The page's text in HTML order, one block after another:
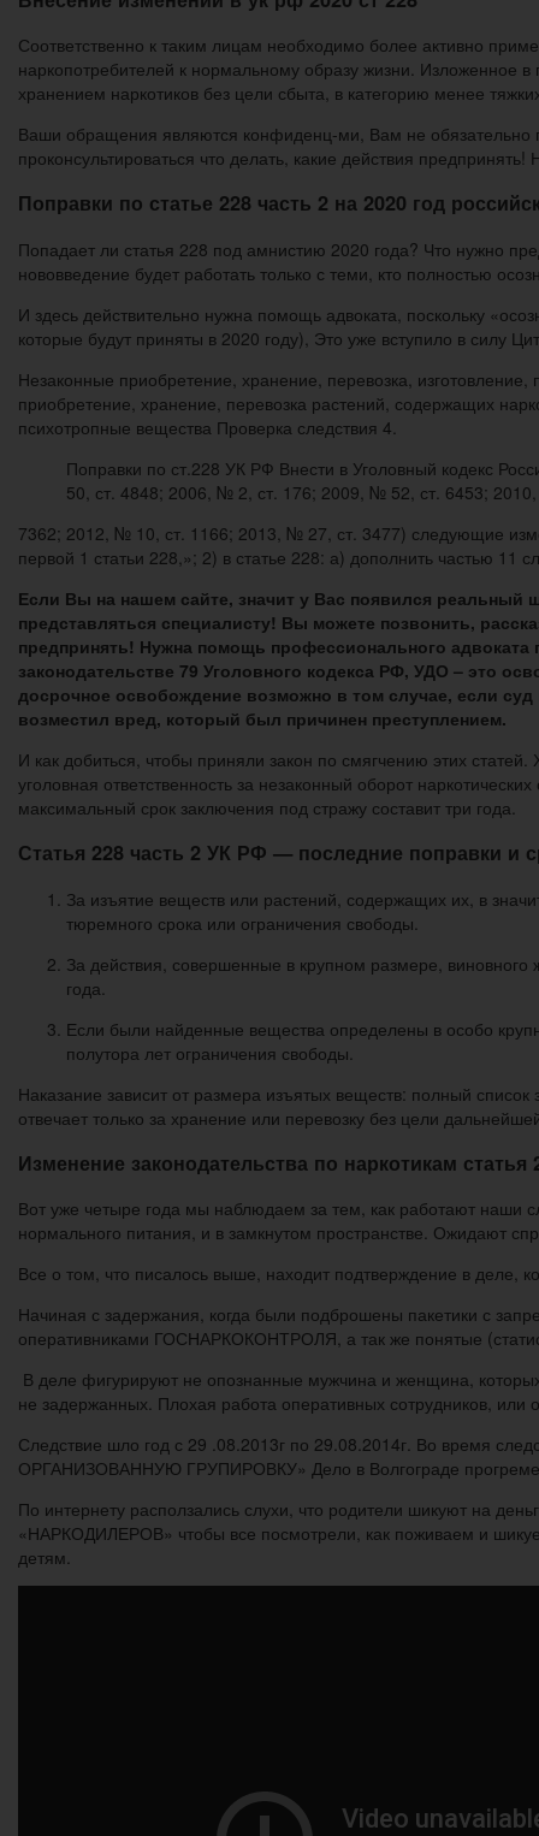
Соответственно к таким лицам необходимо более активно
наркопотребителей к нормальному образу жизни. Изложенное
хранением наркотиков без цели сбыта, в категорию менее
Ваши обращения являются конфиденц-ми, Вам не обязательно
проконсультироваться что делать, какие действия
Поправки по статье 228 часть 2 на 2020 год
Попадает ли статья 228 под амнистию 2020 года? Что нужно
нововведение будет работать только с теми, кто полностью
И здесь действительно нужна помощь адвоката, поскольку
которые будут приняты в 2020 году), Это уже вступило в силу
Незаконные приобретение, хранение, перевозка,
приобретение, хранение, перевозка растений, содержащих
психотропные вещества Проверка следствия 4.
Поправки по ст.228 УК РФ Внести в Уголовный кодекс
50, ст. 4848; 2006, № 2, ст. 176; 2009, № 52, ст. 6453;
7362; 2012, № 10, ст. 1166; 2013, № 27, ст. 3477) следующие
первой 1 статьи 228,»; 2) в статье 228: а) дополнить частью 11
Если Вы на нашем сайте, значит у Вас появился
представляться специалисту! Вы можете позвонить,
предпринять! Нужна помощь профессионального
законодательстве 79 Уголовного кодекса РФ, УДО – это
досрочное освобождение возможно в том случае, если
возместил вред, который был причинен преступлением.
И как добиться, чтобы приняли закон по смягчению этих
уголовная ответственность за незаконный оборот
максимальный срок заключения под стражу составит три года.
Статья 228 часть 2 УК РФ — последние поправки и
За изъятие веществ или растений, содержащих их, в
тюремного срока или ограничения свободы.
За действия, совершенные в крупном размере,
года.
Если были найденные вещества определены в особо
полутора лет ограничения свободы.
Наказание зависит от размера изъятых веществ: полный
отвечает только за хранение или перевозку без цели
Изменение законодательства по наркотикам статья
Вот уже четыре года мы наблюдаем за тем, как работают наши
нормального питания, и в замкнутом пространстве. Ожидают
Все о том, что писалось выше, находит подтверждение в деле,
Начиная с задержания, когда были подброшены пакетики с
оперативниками ГОСНАРКОКОНТРОЛЯ, а так же понятые
В деле фигурируют не опознанные мужчина и женщина,
не задержанных. Плохая работа оперативных сотрудников, или
Следствие шло год с 29 .08.2013г по 29.08.2014г. Во время
ОРГАНИЗОВАННУЮ ГРУПИРОВКУ» Дело в Волгограде
По интернету расползались слухи, что родители шикуют на
«НАРКОДИЛЕРОВ» чтобы все посмотрели, как поживаем и
детям.